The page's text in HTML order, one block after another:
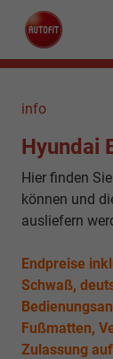
info
Hyundai
Hier finden
können und
ausliefern
Endpreise
Schwaß,
Fußmatten,
Zulassung